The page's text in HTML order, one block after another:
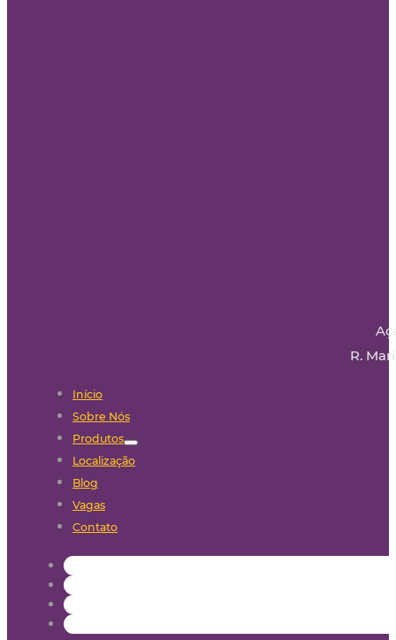
R.
Início
Sobre Nós
Produtos
Localização
Blog
Vagas
Contato